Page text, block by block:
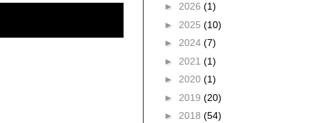
► 2026 (1)
► 2025 (10)
► 2024 (7)
► 2021 (1)
► 2020 (1)
► 2019 (20)
► 2018 (54)